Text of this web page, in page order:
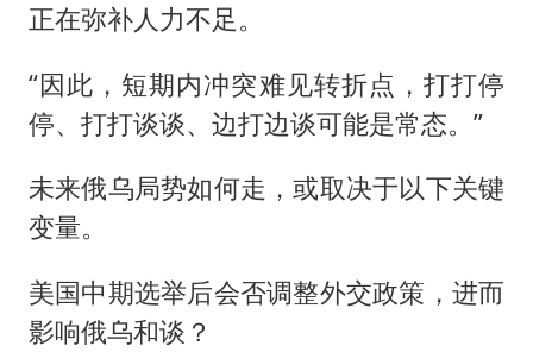
正在弥补人力不足。
“因此，短期内冲突难见转折点，打打停
停、打打谈谈、边打边谈可能是常态。”
未来俄乌局势如何走，或取决于以下关键
变量。
美国中期选举后会否调整外交政策，进而
影响俄乌和谈？